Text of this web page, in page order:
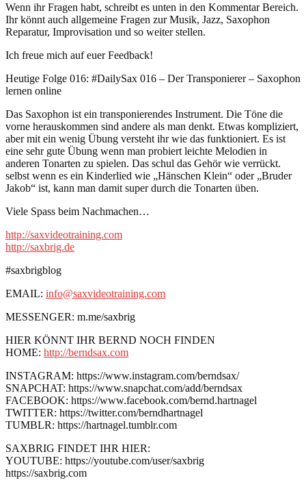
Wenn ihr Fragen habt, schreibt es unten in den Kommentar Bereich.
Ihr könnt auch allgemeine Fragen zur Musik, Jazz, Saxophon
Reparatur, Improvisation und so weiter stellen.
Ich freue mich auf euer Feedback!
Heutige Folge 016: #DailySax 016 – Der Transponierer – Saxophon
lernen online
Das Saxophon ist ein transponierendes Instrument. Die Töne die
vorne herauskommen sind andere als man denkt. Etwas kompliziert,
aber mit ein wenig Übung versteht ihr wie das funktioniert. Es ist
eine sehr gute Übung wenn man probiert leichte Melodien in
anderen Tonarten zu spielen. Das schul das Gehör wie verrückt.
selbst wenn es ein Kinderlied wie „Hänschen Klein“ oder „Bruder
Jakob“ ist, kann man damit super durch die Tonarten üben.
Viele Spass beim Nachmachen…
http://saxvideotraining.com
http://saxbrig.de
#saxbrigblog
EMAIL: info@saxvideotraining.com
MESSENGER: m.me/saxbrig
HIER KÖNNT IHR BERND NOCH FINDEN
HOME: http://berndsax.com
INSTAGRAM: https://www.instagram.com/berndsax/
SNAPCHAT: https://www.snapchat.com/add/berndsax
FACEBOOK: https://www.facebook.com/bernd.hartnagel
TWITTER: https://twitter.com/berndhartnagel
TUMBLR: https://hartnagel.tumblr.com
SAXBRIG FINDET IHR HIER:
YOUTUBE: https://youtube.com/user/saxbrig
https://saxbrig.com